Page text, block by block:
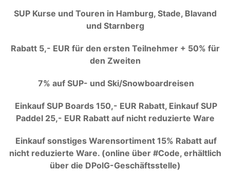
SUP Kurse und Touren in Hamburg, Stade, Blavand
und Starnberg
Rabatt 5,- EUR für den ersten Teilnehmer + 50% für
den Zweiten
7% auf SUP- und Ski/Snowboardreisen
Einkauf SUP Boards 150,- EUR Rabatt, Einkauf SUP
Paddel 25,- EUR Rabatt auf nicht reduzierte Ware
Einkauf sonstiges Warensortiment 15% Rabatt auf
nicht reduzierte Ware. (online über #Code, erhältlich
über die DPolG-Geschäftsstelle)